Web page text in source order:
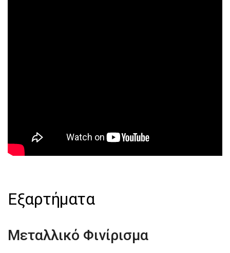
Εξαρτήματα
Μεταλλικό Φινίρισμα